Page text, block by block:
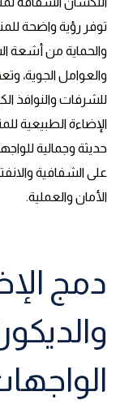
توفر رؤية واضحة
والحماية من أشعة
والعوامل الجوية،
للشرفات والنوافذ
الإضاءة الطبيعية
حديثة وجمالية
على الشفافية
الأمان والعملية.
دمج